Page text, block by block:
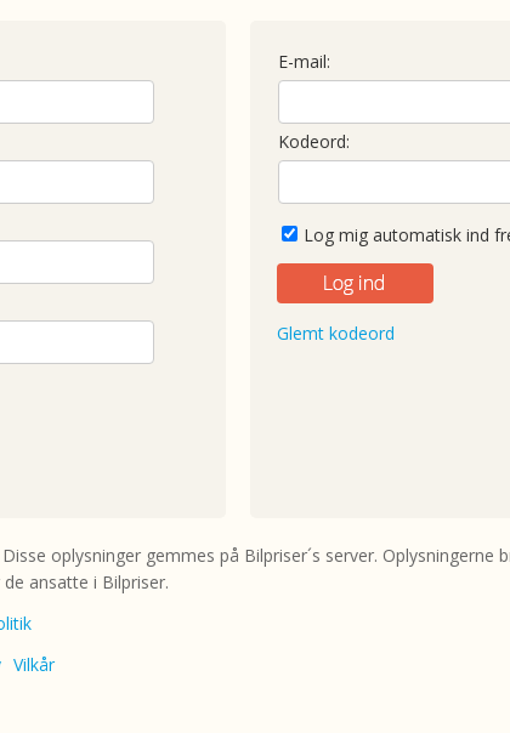
E-mail:
Kodeord:
Log mig automatisk ind
Glemt kodeord
oplysninger gemmes på Bilpriser´s server. Oplysningerne
ansatte i Bilpriser.
Vilkår